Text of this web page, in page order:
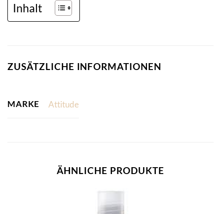
Inhalt
ZUSÄTZLICHE INFORMATIONEN
MARKE Attitude
ÄHNLICHE PRODUKTE